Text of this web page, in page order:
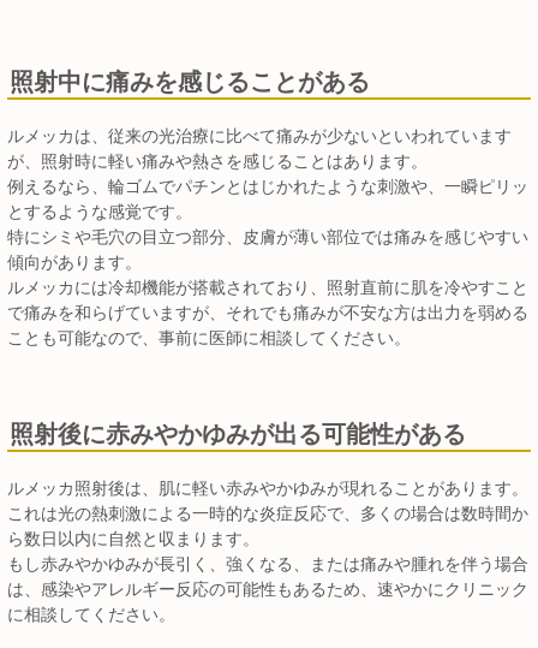
照射中に痛みを感じることがある
ルメッカは、従来の光治療に比べて痛みが少ないといわれています
が、照射時に軽い痛みや熱さを感じることはあります。
例えるなら、輪ゴムでパチンとはじかれたような刺激や、一瞬ピリッ
とするような感覚です。
特にシミや毛穴の目立つ部分、皮膚が薄い部位では痛みを感じやすい
傾向があります。
ルメッカには冷却機能が搭載されており、照射直前に肌を冷やすこと
で痛みを和らげていますが、それでも痛みが不安な方は出力を弱める
ことも可能なので、事前に医師に相談してください。
照射後に赤みやかゆみが出る可能性がある
ルメッカ照射後は、肌に軽い赤みやかゆみが現れることがあります。
これは光の熱刺激による一時的な炎症反応で、多くの場合は数時間か
ら数日以内に自然と収まります。
もし赤みやかゆみが長引く、強くなる、または痛みや腫れを伴う場合
は、感染やアレルギー反応の可能性もあるため、速やかにクリニック
に相談してください。